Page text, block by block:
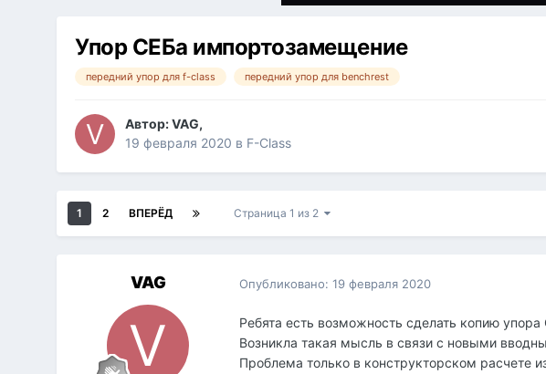
Упор СЕБа импортозамещение
передний упор для f-class передний упор для benchrest
Автор:VAG,
19 февраля 2020 в F-Class
1 2 ВПЕРЁД Страница 1 из 2
VAG Опубликовано:19 февраля 2020
Ребята есть возможность сделать копию
Возникла такая мысль в связи с новыми
Проблема только в конструкторском расчете